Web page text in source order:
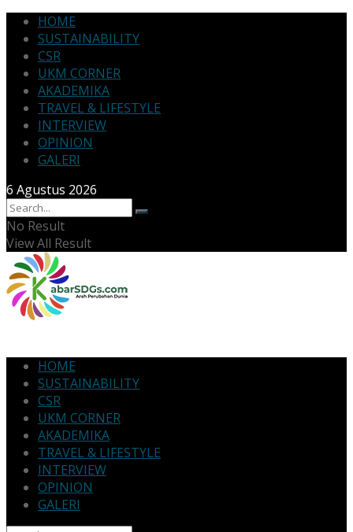
HOME
SUSTAINABILITY
CSR
UKM CORNER
AKADEMIKA
TRAVEL & LIFESTYLE
INTERVIEW
OPINION
GALERI
6 Agustus 2026
No Result
View All Result
HOME
SUSTAINABILITY
CSR
UKM CORNER
AKADEMIKA
TRAVEL & LIFESTYLE
INTERVIEW
OPINION
GALERI